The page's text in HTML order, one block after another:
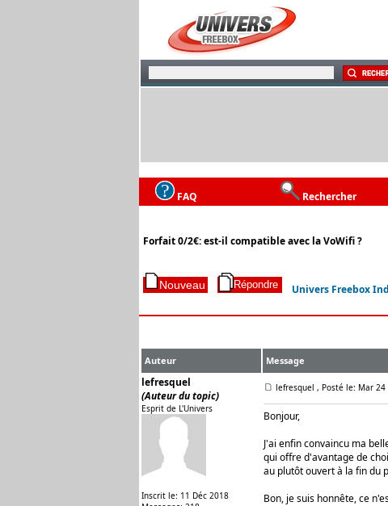
FAQ Rechercher
Forfait 0/2€: est-il compatible avec la VoWifi ?
Univers Freebox
Auteur Message
lefresquel
(Auteur du topic)
Esprit de L'Univers
Inscrit le: 11 Déc 2018
lefresquel , Posté le: Mar 24
Bonjour,
J'ai enfin convaincu ma
qui offre d'avantage de
au plutôt ouvert à la fin du
Bon, je suis honnête, ce